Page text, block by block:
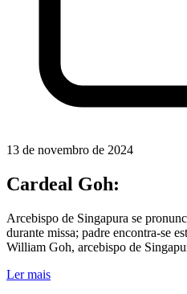
13 de novembro de 2024
Cardeal Goh:
Arcebispo de Singapura se
durante missa; padre encontra-se
William Goh, arcebispo de
Ler mais